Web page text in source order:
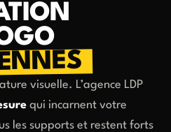
visuelle. L’agence LDP
qui incarnent votre
les supports et restent forts